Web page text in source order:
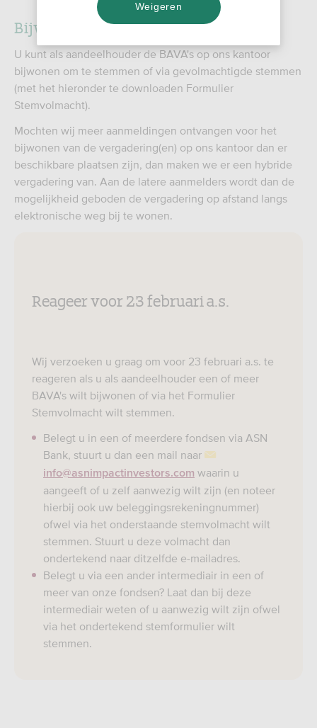
Bijwonen van de BAVA's en stemmen
U kunt als aandeelhouder de BAVA's op ons kantoor
bijwonen om te stemmen of via gevolmachtigde stemmen
(met het hieronder te downloaden Formulier
Stemvolmacht).
Mochten wij meer aanmeldingen ontvangen voor het
bijwonen van de vergadering(en) op ons kantoor dan er
beschikbare plaatsen zijn, dan maken we er een hybride
vergadering van. Aan de latere aanmelders wordt dan de
mogelijkheid geboden de vergadering op afstand langs
elektronische weg bij te wonen.
Reageer voor 23 februari a.s.
Wij verzoeken u graag om voor 23 februari a.s. te
reageren als u als aandeelhouder een of meer
BAVA's wilt bijwonen of via het Formulier
Stemvolmacht wilt stemmen.
Belegt u in een of meerdere fondsen via ASN
Bank, stuurt u dan een mail naar
info@asnimpactinvestors.com waarin u
aangeeft of u zelf aanwezig wilt zijn (en noteer
hierbij ook uw beleggingsrekeningnummer)
ofwel via het onderstaande stemvolmacht wilt
stemmen. Stuurt u deze volmacht dan
ondertekend naar ditzelfde e-mailadres.
Belegt u via een ander intermediair in een of
meer van onze fondsen? Laat dan bij deze
intermediair weten of u aanwezig wilt zijn ofwel
via het ondertekend stemformulier wilt
stemmen.
Weigeren